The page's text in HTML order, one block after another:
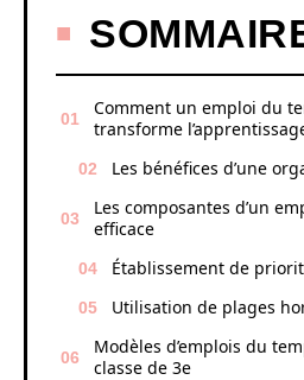
Comment un emploi du
transforme
Les bénéfices d’une
Les composantes d’un
efficace
Établissement de
Utilisation de plages
Modèles d’emplois du
classe de 3e